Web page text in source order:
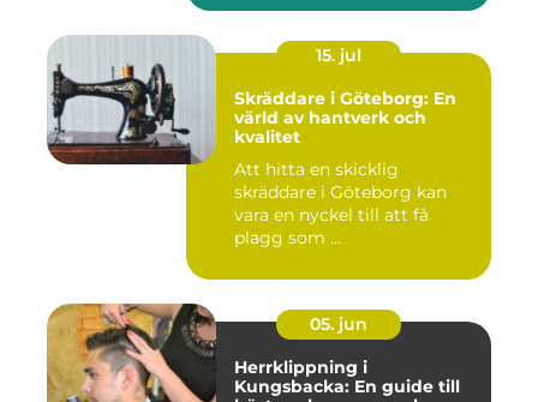
15. jul
Skräddare i Göteborg: En
värld av hantverk och
kvalitet
Att hitta en skicklig
skräddare i Göteborg kan
vara en nyckel till att få
plagg som ...
05. jun
Herrklippning i
Kungsbacka: En guide till